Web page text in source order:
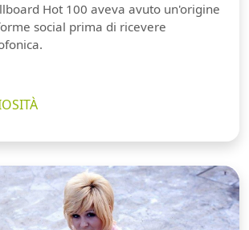
Hot 100 aveva avuto un'origine
social prima di ricevere